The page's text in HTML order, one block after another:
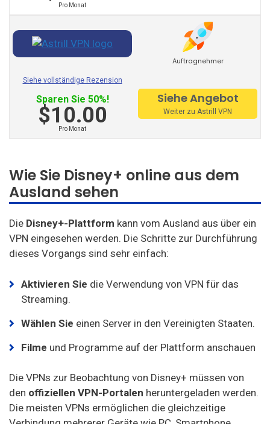
AnonVPN
Identity Cloaker
Ufo VPN
GooseVPN
Bullet VPN
Pro Monat
Auftragnehmer
Siehe vollständige Rezension
Sparen Sie 50%!
$10.00
Pro Monat
Siehe Angebot
Weiter zu Astrill VPN
Wie Sie Disney+ online aus dem
Ausland sehen
Die Disney+-Plattform kann vom Ausland aus über ein
VPN eingesehen werden. Die Schritte zur Durchführung
dieses Vorgangs sind sehr einfach:
Aktivieren Sie die Verwendung von VPN für das
Streaming.
Wählen Sie einen Server in den Vereinigten Staaten.
Filme und Programme auf der Plattform anschauen
Die VPNs zur Beobachtung von Disney+ müssen von
den offiziellen VPN-Portalen heruntergeladen werden.
Die meisten VPNs ermöglichen die gleichzeitige